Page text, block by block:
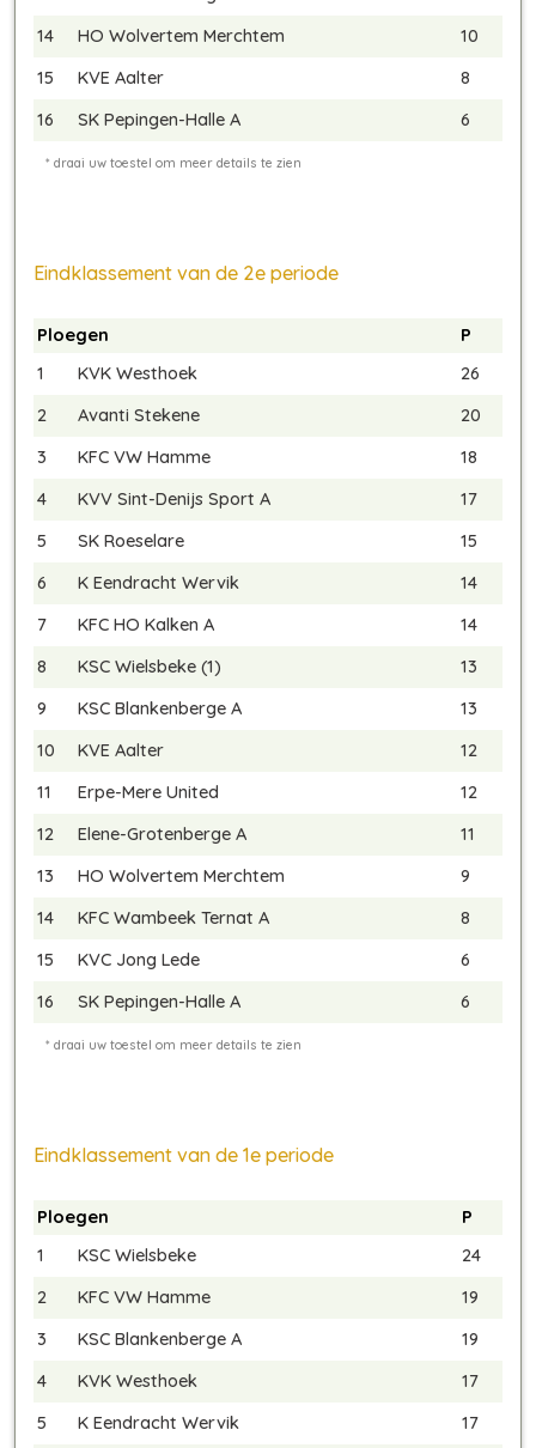
14
HO Wolvertem Merchtem
10
15
KVE Aalter
8
16
SK Pepingen-Halle A 6
Eindklassement van de 2e periode
Ploegen
P
1
KVK Westhoek
26
2
Avanti Stekene
20
3
KFC VW Hamme
18
4
KVV Sint-Denijs Sport A
17
5
SK Roeselare
15
6
K Eendracht Wervik
14
7
KFC HO Kalken A
14
8
KSC Wielsbeke (1)
13
9
KSC Blankenberge A
13
10
KVE Aalter
12
11
Erpe-Mere United
12
12
Elene-Grotenberge A
11
13
HO Wolvertem Merchtem
9
14
KFC Wambeek Ternat A
8
15
KVC Jong Lede
6
16
SK Pepingen-Halle A 6
Eindklassement van de 1e periode
Ploegen
P
1
KSC Wielsbeke
24
2
KFC VW Hamme
19
3
KSC Blankenberge A
19
4
KVK Westhoek
17
5
K Eendracht Wervik
17